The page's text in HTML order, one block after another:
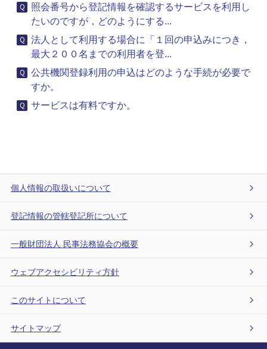
照会番号から登記情報を確認するサービスを利用し
たいのですが，どのようにする...
法人として利用する場合に「１回の申込みにつき，
最大２００名までの利用者を登...
公共機関登録利用の申込はどのような手続が必要で
すか。
サービスは有料ですか。
個人情報の取扱いについて
登記情報の管轄登記所について
一般財団法人 民事法務協会の概要
ウェブアクセシビリティ方針
このサイトについて
サイトマップ